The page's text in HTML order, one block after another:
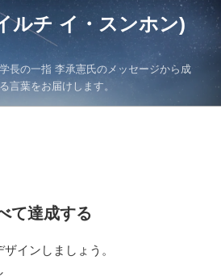
ルチ イ・スンホン)
長の一指 李承憲氏のメッセージから成
言葉をお届けします。
て達成する
インしましょう。